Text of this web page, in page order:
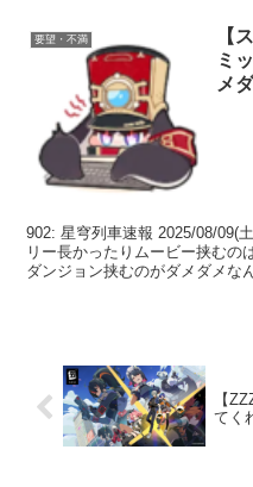
要望・不満
【
ミ
メ
902: 星穹列車速報 2025/08/09(
リー長かったりムービー挟むの
ダンジョン挟むのがダメダメな
【
てく